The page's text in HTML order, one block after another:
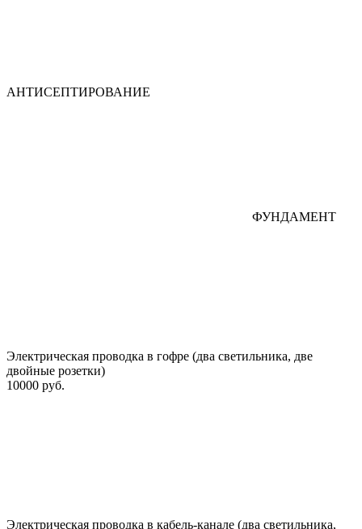
АНТИСЕПТИРОВАНИЕ
ФУНДАМЕНТ
Электрическая проводка в гофре (два светильника, две
двойные розетки)
10000 руб.
Электрическая проводка в кабель-канале (два светильника,